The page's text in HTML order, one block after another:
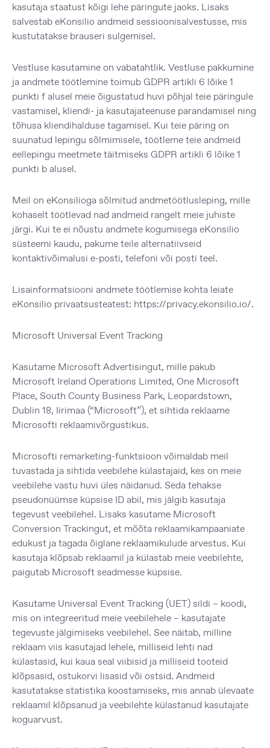
kasutaja staatust kõigi lehe päringute jaoks. Lisaks
salvestab eKonsilio andmeid sessioonisalvestusse, mis
kustutatakse brauseri sulgemisel.
Vestluse kasutamine on vabatahtlik. Vestluse pakkumine
ja andmete töötlemine toimub GDPR artikli 6 lõike 1
punkti f alusel meie õigustatud huvi põhjal teie päringule
vastamisel, kliendi- ja kasutajateenuse parandamisel ning
tõhusa kliendihalduse tagamisel. Kui teie päring on
suunatud lepingu sõlmimisele, töötleme teie andmeid
eellepingu meetmete täitmiseks GDPR artikli 6 lõike 1
punkti b alusel.
Meil on eKonsilioga sõlmitud andmetöötlusleping, mille
kohaselt töötlevad nad andmeid rangelt meie juhiste
järgi. Kui te ei nõustu andmete kogumisega eKonsilio
süsteemi kaudu, pakume teile alternatiivseid
kontaktivõimalusi e-posti, telefoni või posti teel.
Lisainformatsiooni andmete töötlemise kohta leiate
eKonsilio privaatsusteatest: https://privacy.ekonsilio.io/.
Microsoft Universal Event Tracking
Kasutame Microsoft Advertisingut, mille pakub
Microsoft Ireland Operations Limited, One Microsoft
Place, South County Business Park, Leopardstown,
Dublin 18, Iirimaa (“Microsoft”), et sihtida reklaame
Microsofti reklaamivõrgustikus.
Microsofti remarketing-funktsioon võimaldab meil
tuvastada ja sihtida veebilehe külastajaid, kes on meie
veebilehe vastu huvi üles näidanud. Seda tehakse
pseudonüümse küpsise ID abil, mis jälgib kasutaja
tegevust veebilehel. Lisaks kasutame Microsoft
Conversion Trackingut, et mõõta reklaamikampaaniate
edukust ja tagada õiglane reklaamikulude arvestus. Kui
kasutaja klõpsab reklaamil ja külastab meie veebilehte,
paigutab Microsoft seadmesse küpsise.
Kasutame Universal Event Tracking (UET) sildi – koodi,
mis on integreeritud meie veebilehele – kasutajate
tegevuste jälgimiseks veebilehel. See näitab, milline
reklaam viis kasutajad lehele, milliseid lehti nad
külastasid, kui kaua seal viibisid ja milliseid tooteid
klõpsasid, ostukorvi lisasid või ostsid. Andmeid
kasutatakse statistika koostamiseks, mis annab ülevaate
reklaamil klõpsanud ja veebilehte külastanud kasutajate
koguarvust.